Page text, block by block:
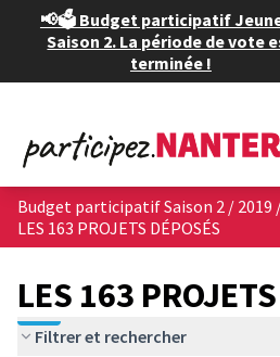
📢🗳️ Budget participatif
Saison 2. La période de vote
terminée !
Budget participatif Saison 2 / 2019
LES 163 PROJETS DÉPOSÉS
LES 163
Filtrer et rechercher